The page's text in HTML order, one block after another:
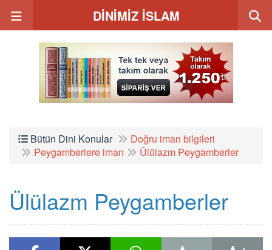
DİNİMİZ İSLAM
Bütün Dini Konular
Doğru iman bilgileri
Peygamberlere iman
Ülülazm Peygamberler
Ülülazm Peygamberler